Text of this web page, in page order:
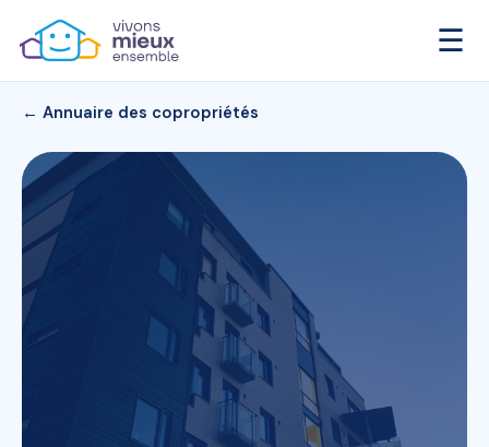
☰
← Annuaire des copropriétés